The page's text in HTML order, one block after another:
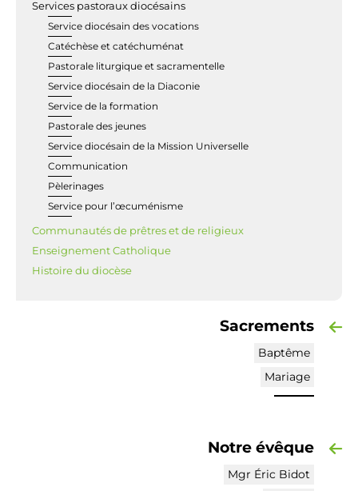
Services pastoraux diocésains
Service diocésain des vocations
Catéchèse et catéchuménat
Pastorale liturgique et sacramentelle
Service diocésain de la Diaconie
Service de la formation
Pastorale des jeunes
Service diocésain de la Mission Universelle
Communication
Pèlerinages
Service pour l’œcuménisme
Communautés de prêtres et de religieux
Enseignement Catholique
Histoire du diocèse
Sacrements
Baptême
Mariage
Notre évêque
Mgr Éric Bidot